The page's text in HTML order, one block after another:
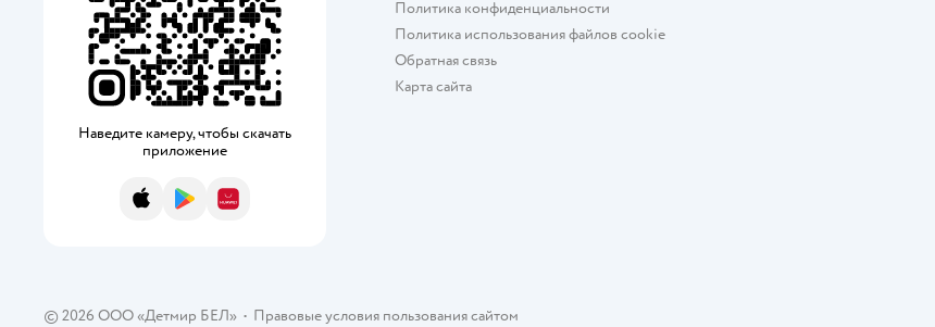
Наведите камеру, чтобы скачать
приложение
App StoreGoogle PlayAppGallery
Политика конфиденциальности
Политика использования файлов cookie
Обратная связь
Карта сайта
© 2026 ООО «Детмир БЕЛ» • Правовые условия пользования сайтом